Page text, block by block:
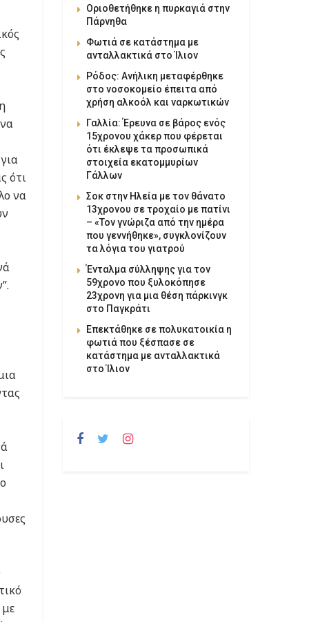
ότι
να
Οριοθετήθηκε η πυρκαγιά στην
Πάρνηθα
Φωτιά σε κατάστημα με
ανταλλακτικά στο Ίλιον
Ρόδος: Ανήλικη μεταφέρθηκε
στο νοσοκομείο έπειτα από
χρήση αλκοόλ και ναρκωτικών
Γαλλία: Έρευνα σε βάρος ενός
15χρονου χάκερ που φέρεται
ότι έκλεψε τα προσωπικά
στοιχεία εκατομμυρίων
Γάλλων
Σοκ στην Ηλεία με τον θάνατο
13χρονου σε τροχαίο με πατίνι
– «Τον γνώριζα από την ημέρα
που γεννήθηκε», συγκλονίζουν
τα λόγια του γιατρού
Ένταλμα σύλληψης για τον
59χρονο που ξυλοκόπησε
23χρονη για μια θέση πάρκινγκ
στο Παγκράτι
Επεκτάθηκε σε πολυκατοικία η
φωτιά που ξέσπασε σε
κατάστημα με ανταλλακτικά
στο Ίλιον